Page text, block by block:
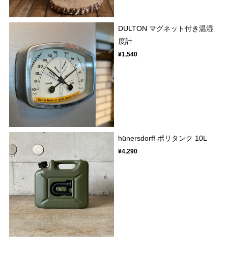
DULTON マグネット付き温湿
度計
¥1,540
hünersdorff ポリタンク 10L
¥4,290